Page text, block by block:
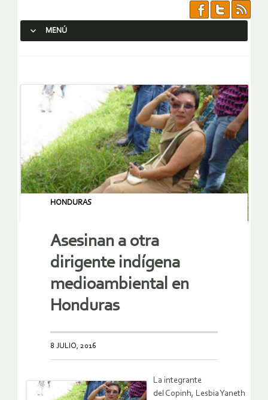
MENÚ
HONDURAS
Asesinan a otra
dirigente indígena
medioambiental en
Honduras
8 JULIO, 2016
La integrante
del Copinh, Lesbia Yaneth